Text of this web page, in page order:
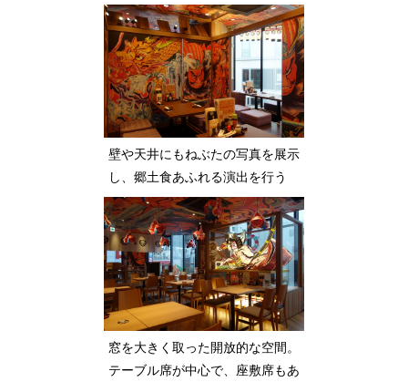
壁や天井にもねぶたの写真を展示
し、郷土食あふれる演出を行う
窓を大きく取った開放的な空間。
テーブル席が中心で、座敷席もあ